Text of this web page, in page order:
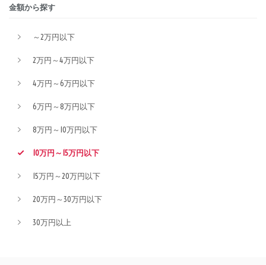
金額から探す
～2万円以下
2万円～4万円以下
4万円～6万円以下
6万円～8万円以下
8万円～10万円以下
10万円～15万円以下
15万円～20万円以下
20万円～30万円以下
30万円以上